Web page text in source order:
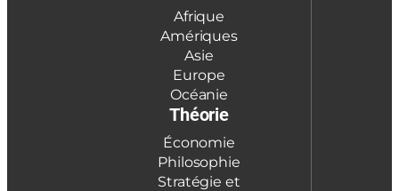
Afrique
Amériques
Asie
Europe
Océanie
Théorie
Économie
Philosophie
Stratégie et